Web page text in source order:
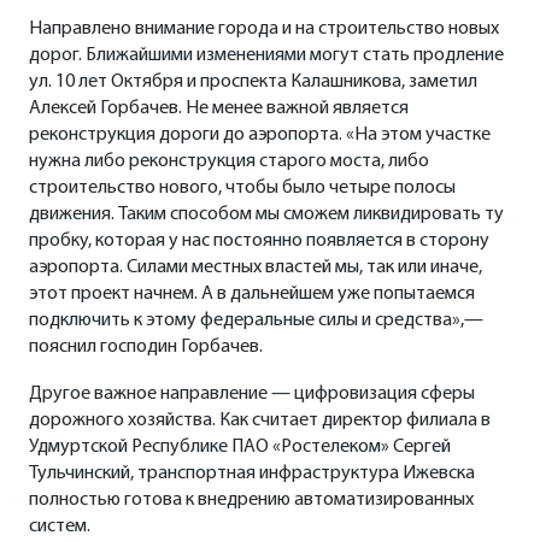
Направлено внимание города и на строительство новых
дорог. Ближайшими изменениями могут стать продление
ул. 10 лет Октября и проспекта Калашникова, заметил
Алексей Горбачев. Не менее важной является
реконструкция дороги до аэропорта. «На этом участке
нужна либо реконструкция старого моста, либо
строительство нового, чтобы было четыре полосы
движения. Таким способом мы сможем ликвидировать ту
пробку, которая у нас постоянно появляется в сторону
аэропорта. Силами местных властей мы, так или иначе,
этот проект начнем. А в дальнейшем уже попытаемся
подключить к этому федеральные силы и средства»,—
пояснил господин Горбачев.
Другое важное направление — цифровизация сферы
дорожного хозяйства. Как считает директор филиала в
Удмуртской Республике ПАО «Ростелеком» Сергей
Тульчинский, транспортная инфраструктура Ижевска
полностью готова к внедрению автоматизированных
систем.